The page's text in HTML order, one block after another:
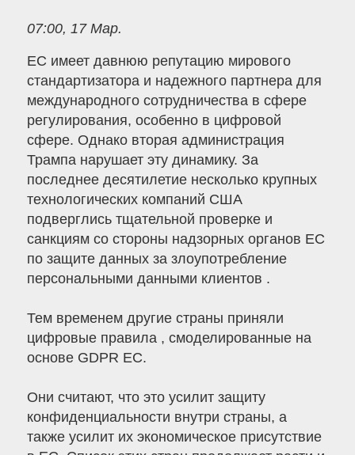
07:00, 17 Мар.
ЕС имеет давнюю репутацию мирового
стандартизатора и надежного партнера для
международного сотрудничества в сфере
регулирования, особенно в цифровой
сфере. Однако вторая администрация
Трампа нарушает эту динамику. За
последнее десятилетие несколько крупных
технологических компаний США
подверглись тщательной проверке и
санкциям со стороны надзорных органов ЕС
по защите данных за злоупотребление
персональными данными клиентов .
Тем временем другие страны приняли
цифровые правила , смоделированные на
основе GDPR ЕС.
Они считают, что это усилит защиту
конфиденциальности внутри страны, а
также усилит их экономическое присутствие